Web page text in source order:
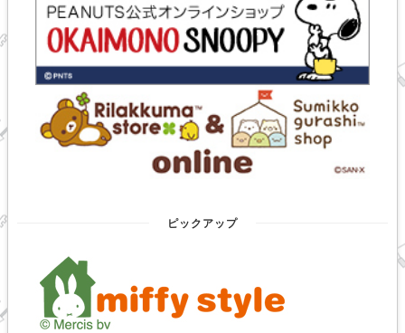
ピックアップ